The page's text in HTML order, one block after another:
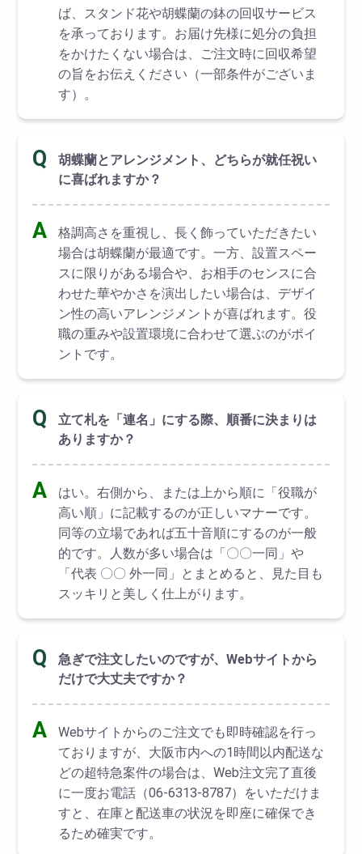
ば、スタンド花や胡蝶蘭の鉢の回収サービス
を承っております。お届け先様に処分の負担
をかけたくない場合は、ご注文時に回収希望
の旨をお伝えください（一部条件がございま
す）。
Q
胡蝶蘭とアレンジメント、どちらが就任祝い
に喜ばれますか？
A
格調高さを重視し、長く飾っていただきたい
場合は胡蝶蘭が最適です。一方、設置スペー
スに限りがある場合や、お相手のセンスに合
わせた華やかさを演出したい場合は、デザイ
ン性の高いアレンジメントが喜ばれます。役
職の重みや設置環境に合わせて選ぶのがポイ
ントです。
Q
立て札を「連名」にする際、順番に決まりは
ありますか？
A
はい。右側から、または上から順に「役職が
高い順」に記載するのが正しいマナーです。
同等の立場であれば五十音順にするのが一般
的です。人数が多い場合は「〇〇一同」や
「代表 〇〇 外一同」とまとめると、見た目も
スッキリと美しく仕上がります。
Q
急ぎで注文したいのですが、Webサイトから
だけで大丈夫ですか？
A
Webサイトからのご注文でも即時確認を行っ
ておりますが、大阪市内への1時間以内配送な
どの超特急案件の場合は、Web注文完了直後
に一度お電話（06-6313-8787）をいただけま
すと、在庫と配送車の状況を即座に確保でき
るため確実です。